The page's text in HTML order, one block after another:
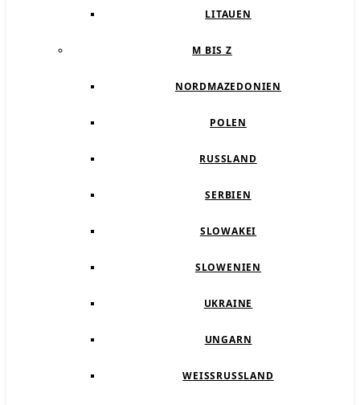
LITAUEN
M BIS Z
NORDMAZEDONIEN
POLEN
RUSSLAND
SERBIEN
SLOWAKEI
SLOWENIEN
UKRAINE
UNGARN
WEISSRUSSLAND